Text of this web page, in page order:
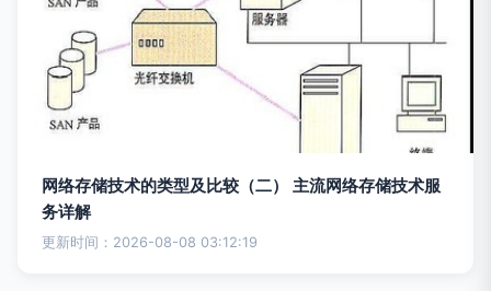
网络存储技术的类型及比较（二） 主流网络存储技术服
务详解
更新时间：2026-08-08 03:12:19